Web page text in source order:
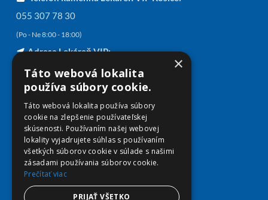
055 307 78 30
(Po - Ne 8:00 - 18:00)
Adresa Lekáreň VIP:
Severné nábrežie 45, 040 01 Košice
Informácie
Články
Kontakt
Všeobecné obchodné podmienky
Zásady spracovania osobných údajov
×
Táto webová lokalita
používa súbory cookie.
Táto webová lokalita používa súbory
cookie na zlepšenie používateľskej
skúsenosti. Používaním našej webovej
lokality vyjadrujete súhlas s používaním
všetkých súborov cookie v súlade s našimi
zásadami používania súborov cookie.
Prečítať viac
PRIJAŤ VŠETKO